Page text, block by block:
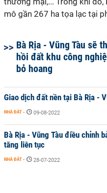
mô gần 267 ha tọa lạc tại
Bà Rịa - Vũng Tàu sẽ
hồi đất khu công
bỏ hoang
Giao dịch đất nền tại Bà Rịa -
NHÀ ĐẤT - 09-08-2022
Bà Rịa - Vũng Tàu điều chỉnh
tăng liên tục
NHÀ ĐẤT - 28-07-2022